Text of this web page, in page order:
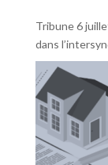
Tribune 6